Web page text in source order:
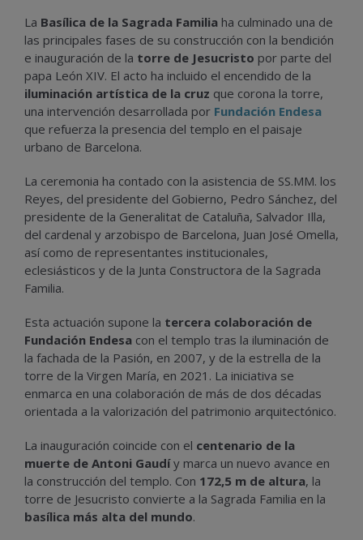
La Basílica de la Sagrada Familia ha culminado una de
las principales fases de su construcción con la bendición
e inauguración de la torre de Jesucristo por parte del
papa León XIV. El acto ha incluido el encendido de la
iluminación artística de la cruz que corona la torre,
una intervención desarrollada por Fundación Endesa
que refuerza la presencia del templo en el paisaje
urbano de Barcelona.
La ceremonia ha contado con la asistencia de SS.MM. los
Reyes, del presidente del Gobierno, Pedro Sánchez, del
presidente de la Generalitat de Cataluña, Salvador Illa,
del cardenal y arzobispo de Barcelona, Juan José Omella,
así como de representantes institucionales,
eclesiásticos y de la Junta Constructora de la Sagrada
Familia.
Esta actuación supone la tercera colaboración de
Fundación Endesa con el templo tras la iluminación de
la fachada de la Pasión, en 2007, y de la estrella de la
torre de la Virgen María, en 2021. La iniciativa se
enmarca en una colaboración de más de dos décadas
orientada a la valorización del patrimonio arquitectónico.
La inauguración coincide con el centenario de la
muerte de Antoni Gaudíy marca un nuevo avance en
la construcción del templo. Con 172,5 m de altura, la
torre de Jesucristo convierte a la Sagrada Familia en la
basílica más alta del mundo.